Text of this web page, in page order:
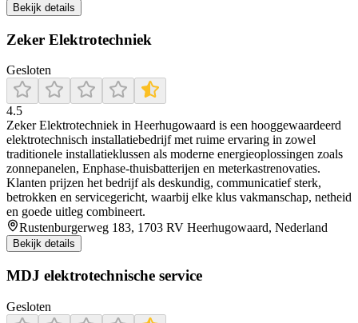
Bekijk details
Zeker Elektrotechniek
Gesloten
4.5
Zeker Elektrotechniek in Heerhugowaard is een hooggewaardeerd
elektrotechnisch installatiebedrijf met ruime ervaring in zowel
traditionele installatieklussen als moderne energieoplossingen zoals
zonnepanelen, Enphase-thuisbatterijen en meterkastrenovaties.
Klanten prijzen het bedrijf als deskundig, communicatief sterk,
betrokken en servicegericht, waarbij elke klus vakmanschap, netheid
en goede uitleg combineert.
Rustenburgerweg 183, 1703 RV Heerhugowaard, Nederland
Bekijk details
MDJ elektrotechnische service
Gesloten